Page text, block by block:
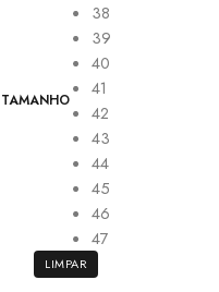
TAMANHO
38
39
40
41
42
43
44
45
46
47
LIMPAR